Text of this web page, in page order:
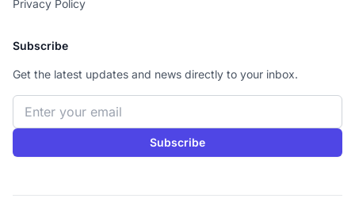
Privacy Policy
Subscribe
Get the latest updates and news directly to your inbox.
Email address
Subscribe